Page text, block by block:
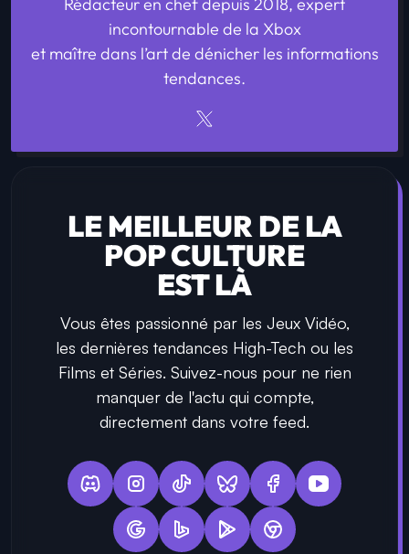
incontournable de la Xbox
et maître dans l’art de dénicher les informations
tendances.
LE MEILLEUR DE LA
POP CULTURE
EST LÀ
Vous êtes passionné par les Jeux Vidéo,
les dernières tendances High-Tech ou les
Films et Séries. Suivez-nous pour ne rien
manquer de l'actu qui compte,
directement dans votre feed.